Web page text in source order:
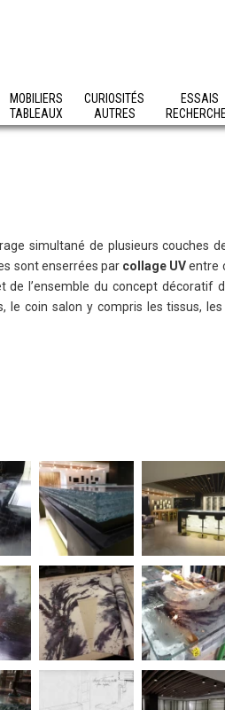
MOBILIERS
TABLEAUX
CURIOSITÉS
AUTRES
ESSAIS
simultané de plusieurs couches
sont enserrées par collage UVentre
l’ensemble du concept décoratif
le coin salon y compris les tissus,